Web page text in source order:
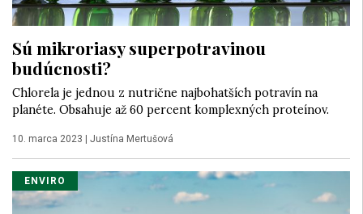
Sú mikroriasy superpotravinou
budúcnosti?
Chlorela je jednou z nutrične najbohatších potravín na
planéte. Obsahuje až 60 percent komplexných proteínov.
10. marca 2023 | Justína Mertušová
ENVIRO